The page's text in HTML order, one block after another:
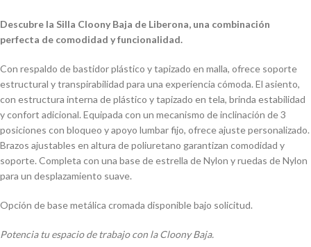
Descubre la Silla Cloony Baja de Liberona, una combinación
perfecta de comodidad y funcionalidad.
Con respaldo de bastidor plástico y tapizado en malla, ofrece soporte
estructural y transpirabilidad para una experiencia cómoda. El asiento,
con estructura interna de plástico y tapizado en tela, brinda estabilidad
y confort adicional. Equipada con un mecanismo de inclinación de 3
posiciones con bloqueo y apoyo lumbar fijo, ofrece ajuste personalizado.
Brazos ajustables en altura de poliuretano garantizan comodidad y
soporte. Completa con una base de estrella de Nylon y ruedas de Nylon
para un desplazamiento suave.
Opción de base metálica cromada disponible bajo solicitud.
Potencia tu espacio de trabajo con la Cloony Baja.